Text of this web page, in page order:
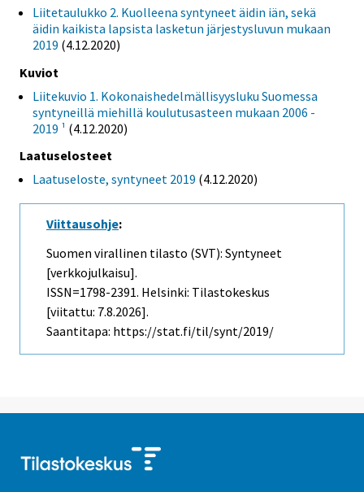
Liitetaulukko 2. Kuolleena syntyneet äidin iän, sekä
äidin kaikista lapsista lasketun järjestysluvun mukaan
2019 (4.12.2020)
Kuviot
Liitekuvio 1. Kokonaishedelmällisyysluku Suomessa
syntyneillä miehillä koulutusasteen mukaan 2006 -
2019 ¹ (4.12.2020)
Laatuselosteet
Laatuseloste, syntyneet 2019 (4.12.2020)
Viittausohje:
Suomen virallinen tilasto (SVT): Syntyneet
[verkkojulkaisu].
ISSN=1798-2391. Helsinki: Tilastokeskus
[viitattu: 7.8.2026].
Saantitapa: https://stat.fi/til/synt/2019/